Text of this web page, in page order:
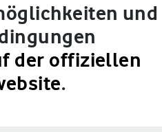
und
der offiziellen
.